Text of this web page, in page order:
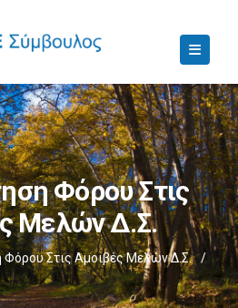
Φόρου Στις
Μελών Δ.Σ.
Στις Αμοιβές Μελών Δ.Σ. /